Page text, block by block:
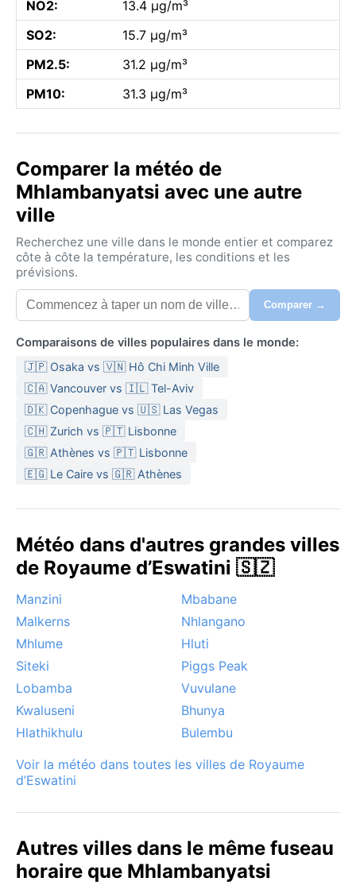
NO2:
13.4 µg/m³
SO2:
15.7 µg/m³
PM2.5:
31.2 µg/m³
PM10:
31.3 µg/m³
Comparer la météo de
Mhlambanyatsi avec une autre
ville
Recherchez une ville dans le monde entier et comparez
côte à côte la température, les conditions et les
prévisions.
Comparer →
Comparaisons de villes populaires dans le monde:
🇯🇵 Osaka vs 🇻🇳 Hô Chi Minh Ville
🇨🇦 Vancouver vs 🇮🇱 Tel-Aviv
🇩🇰 Copenhague vs 🇺🇸 Las Vegas
🇨🇭 Zurich vs 🇵🇹 Lisbonne
🇬🇷 Athènes vs 🇵🇹 Lisbonne
🇪🇬 Le Caire vs 🇬🇷 Athènes
Météo dans d'autres grandes villes
de Royaume d’Eswatini 🇸🇿
Manzini
Mbabane
Malkerns
Nhlangano
Mhlume
Hluti
Siteki
Piggs Peak
Lobamba
Vuvulane
Kwaluseni
Bhunya
Hlathikhulu
Bulembu
Voir la météo dans toutes les villes de Royaume
d’Eswatini
Autres villes dans le même fuseau
horaire que Mhlambanyatsi